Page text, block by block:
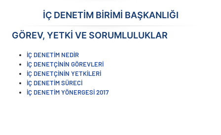
S.S.S.
İÇ DENETİM BİRİMİ BAŞKANLIĞI
GÖREV, YETKI VE SORUMLULUKLAR
İÇ DENETİM NEDİR
İÇ DENETÇİNİN GÖREVLERİ
İÇ DENETÇİNİN YETKİLERİ
İÇ DENETİM SÜRECİ
İÇ DENETİM YÖNERGESİ 2017